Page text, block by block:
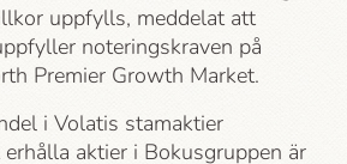
uppfylls, meddelat att
noteringskraven på
Premier Growth Market.
i Volatis stamaktier
aktier i Bokusgruppen är